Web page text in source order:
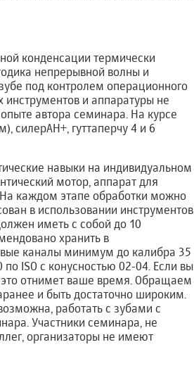
конденсации термически
непрерывной волны и
под контролем операционного
инструментов и аппаратуры не
автора семинара. На курсе
силерАН+, гуттаперчу 4 и 6
навыки на индивидуальном
мотор, аппарат для
каждом этапе обработки можно
в использовании инструментов
иметь с собой до 10
хранить в
каналы минимум до калибра 35
ISO с конусностью 02-04. Если вы
отнимет ваше время. Обращаем
и быть достаточно широким.
работать с зубами с
Участники семинара, не
организаторы не имеют